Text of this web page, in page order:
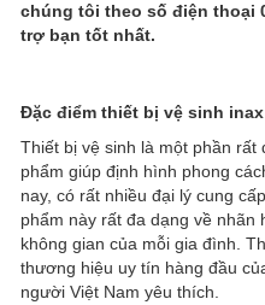
chúng tôi theo số điện thoại
trợ bạn tốt nhất.
Đặc điểm thiết bị vệ sinh
Thiết bị vệ sinh là một phần rất
phẩm giúp định hình phong
nay, có rất nhiều đại lý cung
phẩm này rất đa dạng về
không gian của mỗi gia đình.
thương hiệu uy tín hàng đầu
người Việt Nam yêu thích.